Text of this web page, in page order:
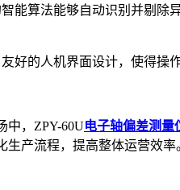
智能算法能够自动识别并剔除
友好的人机界面设计，使得操
，ZPY-60U电子轴偏差测量
生产流程，提高整体运营效